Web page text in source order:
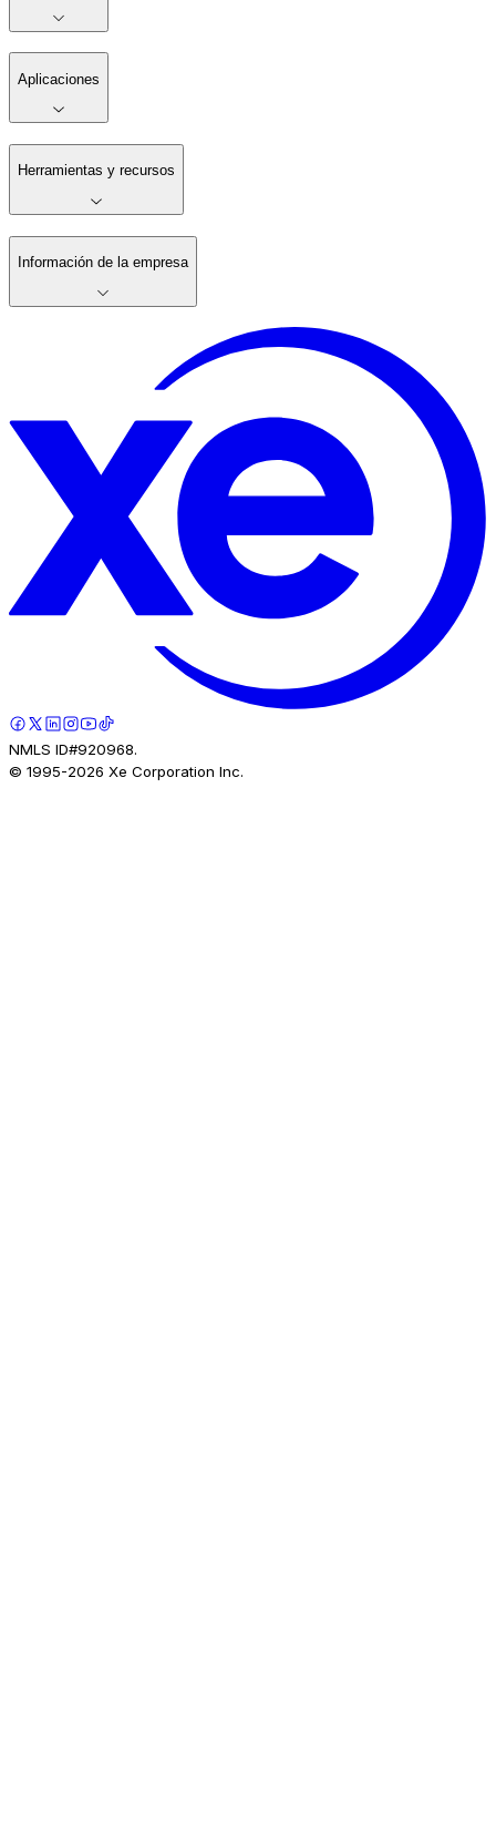
Aplicaciones
Herramientas y recursos
Información de la empresa
NMLS ID#920968.
© 1995-2026 Xe Corporation Inc.